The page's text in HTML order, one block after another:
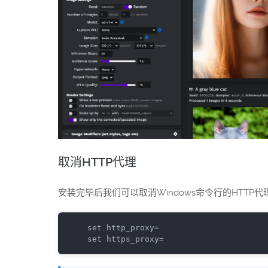
取消HTTP代理
安装完毕后我们可以取消Windows命令行的HTTP代
set
set https_proxy=